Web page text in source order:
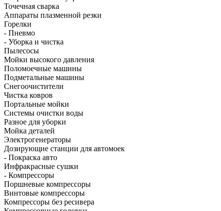
Точечная сварка
Аппараты плазменной резки
Горелки
- Пневмо
- Уборка и чистка
Пылесосы
Мойки высокого давления
Поломоечные машины
Подметальные машины
Снегоочистители
Чистка ковров
Портальные мойки
Системы очистки воды
Разное для уборки
Мойка деталей
Электрогенераторы
Дозирующие станции для автомоек
- Покраска авто
Инфракрасные сушки
- Компрессоры
Поршневые компрессоры
Винтовые компрессоры
Компрессоры без ресивера